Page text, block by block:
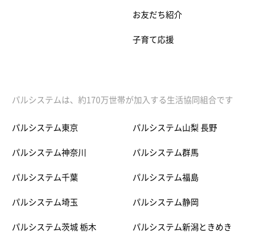
お友だち紹介
子育て応援
パルシステムは、約170万世帯が加入する生活協同組合です
パルシステム東京
パルシステム神奈川
パルシステム千葉
パルシステム埼玉
パルシステム茨城 栃木
パルシステム山梨 長野
パルシステム群馬
パルシステム福島
パルシステム静岡
パルシステム新潟ときめき